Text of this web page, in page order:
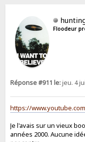
Floodeur
Réponse #911 le:jeu. 4
https://
Je l'avais sur un vieux
années 2000. Aucune